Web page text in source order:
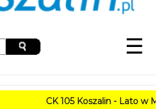
☰
CK 105 Koszalin - Lato w Mieście